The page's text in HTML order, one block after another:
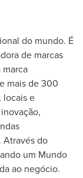
do mundo. É
de marcas
mais de 300
locais e
Através do
um Mundo
ao negócio.